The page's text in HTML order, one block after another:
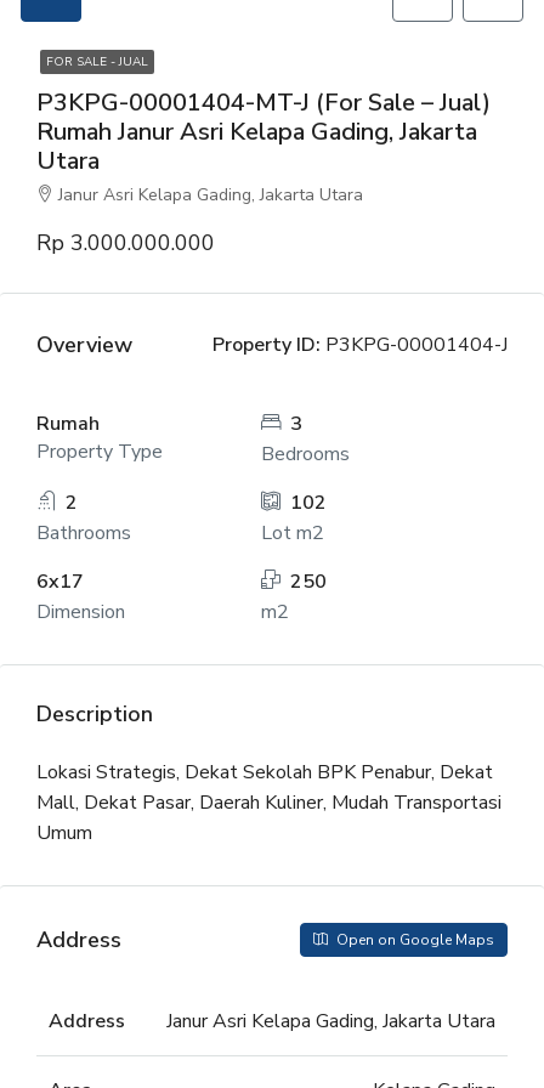
FOR SALE - JUAL
P3KPG-00001404-MT-J (For Sale – Jual)
Rumah Janur Asri Kelapa Gading, Jakarta
Utara
Janur Asri Kelapa Gading, Jakarta Utara
Rp 3.000.000.000
Overview Property ID: P3KPG-00001404-J
Rumah
Property Type
3
Bedrooms
2
Bathrooms
102
Lot m2
6x17
Dimension
250
m2
Description
Lokasi Strategis, Dekat Sekolah BPK Penabur, Dekat
Mall, Dekat Pasar, Daerah Kuliner, Mudah Transportasi
Umum
Address Open on Google Maps
Address Janur Asri Kelapa Gading, Jakarta Utara